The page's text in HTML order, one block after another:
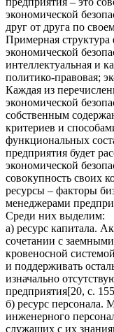
экономической
друг от друга по
Примерная
экономической
интеллектуальная и
политико-правовая;
Каждая из
экономической
собственным
критериев и
функциональных
предприятия будет
экономической
совокупность своих
ресурсы – факторы
менеджерами
Среди них выделим:
а) ресурс капитала.
сочетании с
кровеносной
и поддерживать
изначально
предприятия[20, с.
б) ресурс персонала.
инженерного
служащих с их